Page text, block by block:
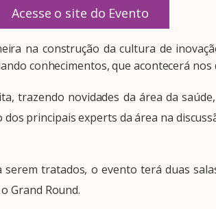
Acesse o site do Evento
na construção da cultura de
conhecimentos, que acontecerá nos
trazendo novidades da área da
principais experts da área na
tratados, o evento terá duas
Grand Round.